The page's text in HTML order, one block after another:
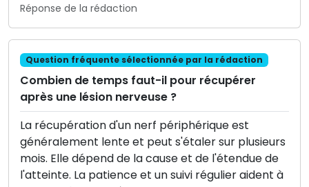
Réponse de la rédaction
Question fréquente sélectionnée par la rédaction
Combien de temps faut-il pour récupérer
après une lésion nerveuse ?
La récupération d'un nerf périphérique est
généralement lente et peut s'étaler sur plusieurs
mois. Elle dépend de la cause et de l'étendue de
l'atteinte. La patience et un suivi régulier aident à